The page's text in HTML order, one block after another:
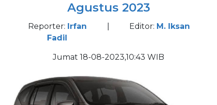
Agustus 2023
Reporter: Irfan
Fadil
Editor: M. Iksan
Jumat 18-08-2023,10:43 WIB